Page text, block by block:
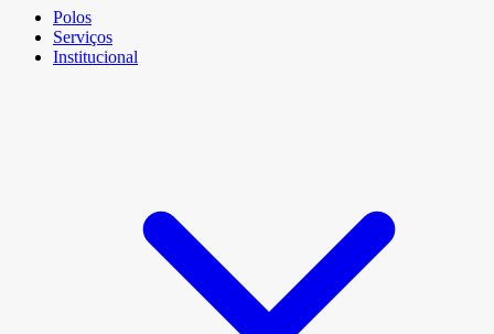
Polos
Serviços
Institucional